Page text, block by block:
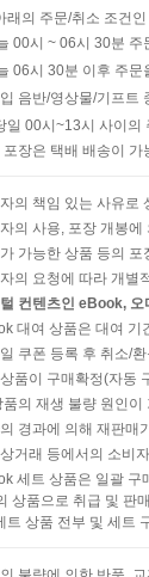
래의 주문/취소 조건
00시 ~ 06시 30분
06시 30분 이후 주
음반/영상물/기프트
일 00시~13시 사이의
포장은 택배 배송이
의 책임 있는 사유로
의 사용, 포장 개봉
가능한 상품 등의
의 요청에 따라 개별
컨텐츠인 eBook,
대여 상품은 대여 기
쿠폰 등록 후 취소/
품이 구매확정(자동
품의 재생 불량 원인
경과에 의해 재판매
거래 등에서의 소비
세트 상품은 일괄 구
상품으로 취급 및 판
트 상품 전부 및 세트